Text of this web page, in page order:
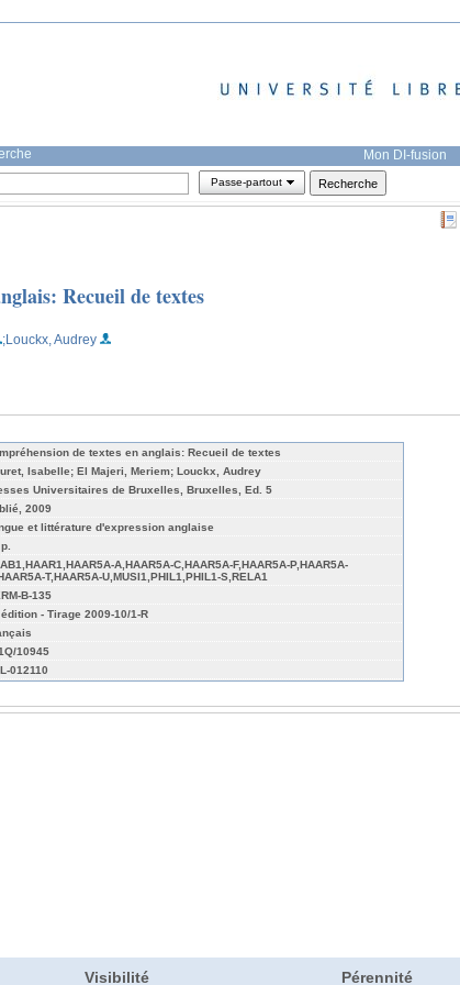
Mon DI-fusion
Passe-partout
Recueil de textes
;Louckx, Audrey
de textes en anglais: Recueil de textes
Isabelle; El Majeri, Meriem; Louckx, Audrey
Universitaires de Bruxelles, Bruxelles, Ed. 5
2009
et littérature d'expression anglaise
A,HAAR5A-C,HAAR5A-F,HAAR5A-P,HAAR5A-
T,HAAR5A-U,MUSI1,PHIL1,PHIL1-S,RELA1
B-135
- Tirage 2009-10/1-R
10945
012110
Visibilité Pérennité